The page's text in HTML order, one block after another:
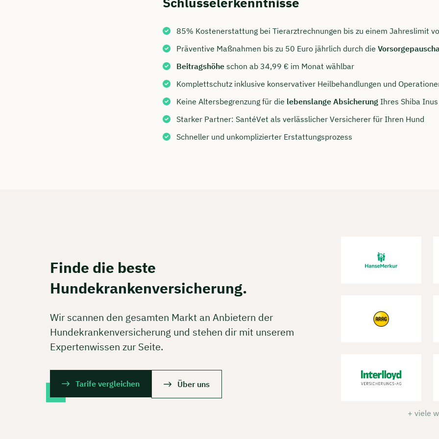
85% Kostenerstattung bei Tierarztrechnungen bis zu einem Jahreslimit
Präventive Maßnahmen bis zu 50 Euro jährlich durch die
Beitragshöhe schon ab 34,99 € im Monat wählbar
Komplettschutz inklusive konservativer Heilbehandlungen und
Keine Altersbegrenzung für die lebenslange Absicherung Ihres Shiba Inus
Starker Partner: SantéVet als verlässlicher Versicherer für Ihren Hund
Schneller und unkomplizierter Erstattungsprozess
Finde die beste
Hundekrankenversicherung.
Wir scannen den gesamten Markt an Anbietern der
Hundekrankenversicherung und stehen dir mit unserem
Expertenwissen zur Seite.
Tarife vergleichen Über uns
+ viele